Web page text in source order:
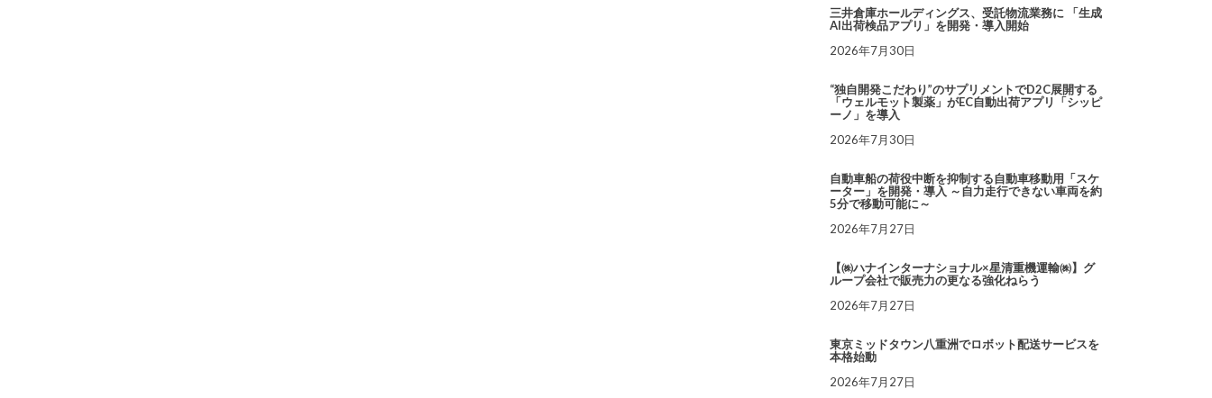
三井倉庫ホールディングス、受託物流業務に 「生成
AI出荷検品アプリ」を開発・導入開始
2026年7月30日
“独自開発こだわり”のサプリメントでD2C展開する
「ウェルモット製薬」がEC自動出荷アプリ「シッピ
ーノ」を導入
2026年7月30日
自動車船の荷役中断を抑制する自動車移動用「スケ
ーター」を開発・導入 ～自力走行できない車両を約
5分で移動可能に～
2026年7月27日
【㈱ハナインターナショナル×星清重機運輸㈱】グ
ループ会社で販売力の更なる強化ねらう
2026年7月27日
東京ミッドタウン八重洲でロボット配送サービスを
本格始動
2026年7月27日